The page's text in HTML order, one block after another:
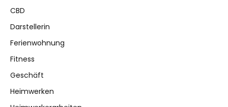
CBD
Darstellerin
Ferienwohnung
Fitness
Geschäft
Heimwerken